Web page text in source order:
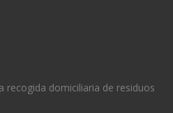
recogida domiciliaria de residuos